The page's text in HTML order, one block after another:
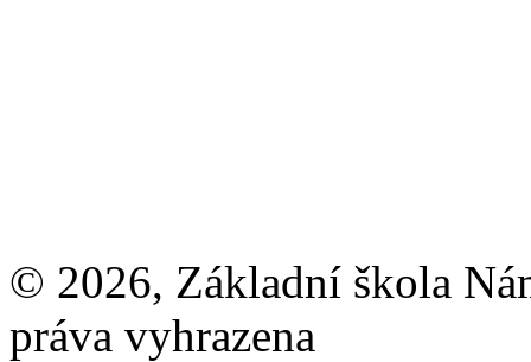
© 2026, Základní škola
práva vyhrazena